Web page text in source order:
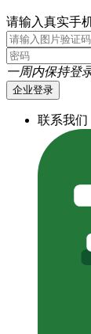
请输入真实手
一周内保持登
企业登录
联系我们